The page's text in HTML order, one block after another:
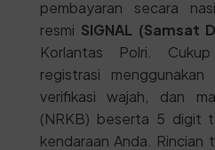
pembayaran secara
resmi SIGNAL (Samsat
Korlantas Polri.
registrasi
verifikasi wajah, dan
(NRKB) beserta 5 digit
kendaraan Anda. Rincian